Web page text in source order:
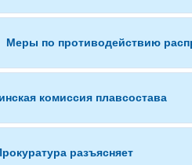
Меры по противодействию
комиссия плавсостава
разъясняет